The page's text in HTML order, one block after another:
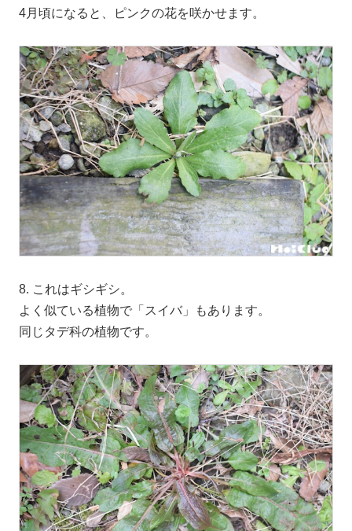
4月頃になると、ピンクの花を咲かせます。
8. これはギシギシ。
よく似ている植物で「スイバ」もあります。
同じタデ科の植物です。